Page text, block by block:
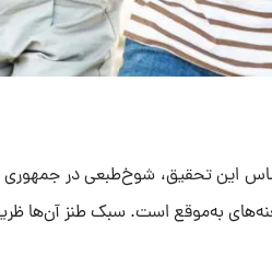
این تحقیق، شوخ‌طبعی در جمهوری
به‌موقع است. سبک طنز آن‌ها